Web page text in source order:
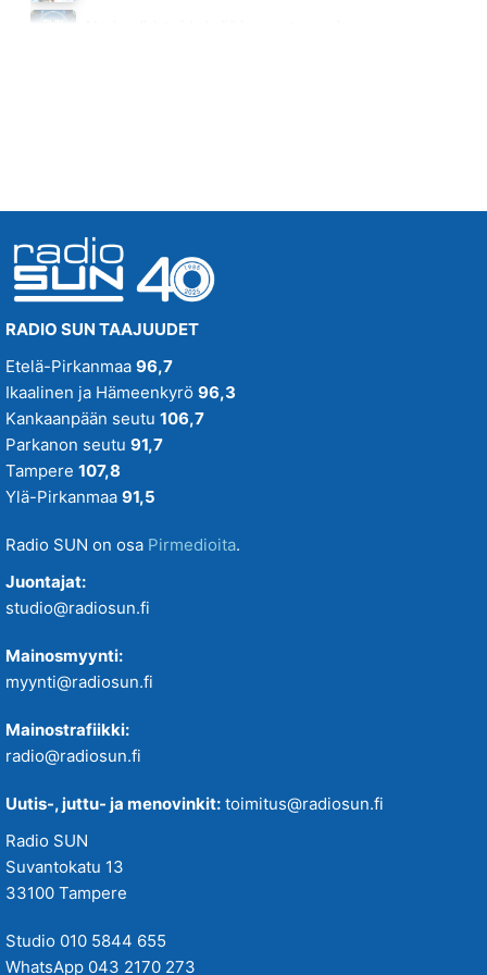
RADIO SUN TAAJUUDET
Etelä-Pirkanmaa 96,7
Ikaalinen ja Hämeenkyrö 96,3
Kankaanpään seutu 106,7
Parkanon seutu 91,7
Tampere 107,8
Ylä-Pirkanmaa 91,5
Radio SUN on osa Pirmedioita.
Juontajat:
studio@radiosun.fi
Mainosmyynti:
myynti@radiosun.fi
Mainostrafiikki:
radio@radiosun.fi
Uutis-, juttu- ja menovinkit: toimitus@radiosun.fi
Radio SUN
Suvantokatu 13
33100 Tampere
Studio 010 5844 655
WhatsApp 043 2170 273